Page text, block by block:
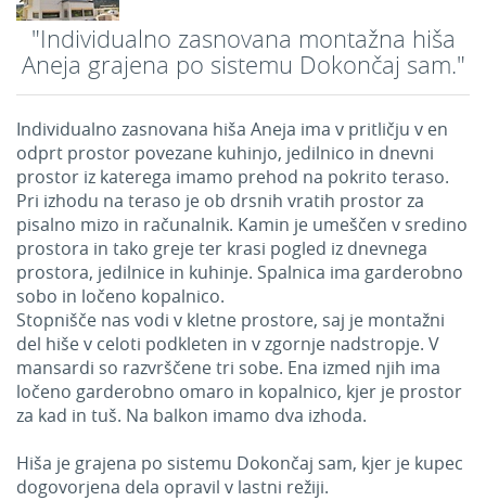
"Individualno zasnovana montažna hiša
Aneja grajena po sistemu Dokončaj sam."
Individualno zasnovana hiša Aneja ima v pritličju v en
odprt prostor povezane kuhinjo, jedilnico in dnevni
prostor iz katerega imamo prehod na pokrito teraso.
Pri izhodu na teraso je ob drsnih vratih prostor za
pisalno mizo in računalnik. Kamin je umeščen v sredino
prostora in tako greje ter krasi pogled iz dnevnega
prostora, jedilnice in kuhinje. Spalnica ima garderobno
sobo in ločeno kopalnico.
Stopnišče nas vodi v kletne prostore, saj je montažni
del hiše v celoti podkleten in v zgornje nadstropje. V
mansardi so razvrščene tri sobe. Ena izmed njih ima
ločeno garderobno omaro in kopalnico, kjer je prostor
za kad in tuš. Na balkon imamo dva izhoda.
Hiša je grajena po sistemu Dokončaj sam, kjer je kupec
dogovorjena dela opravil v lastni režiji.